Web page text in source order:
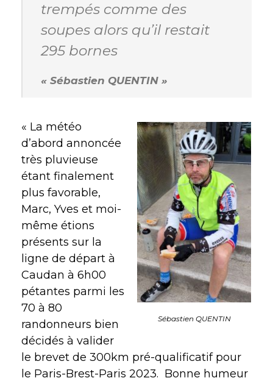
trempés comme des
soupes alors qu’il restait
295 bornes
« Sébastien QUENTIN »
Sébastien QUENTIN
« La météo
d’abord annoncée
très pluvieuse
étant finalement
plus favorable,
Marc, Yves et moi-
même étions
présents sur la
ligne de départ à
Caudan à 6h00
pétantes parmi les
70 à 80
randonneurs bien
décidés à valider
le brevet de 300km pré-qualificatif pour
le Paris-Brest-Paris 2023. Bonne humeur